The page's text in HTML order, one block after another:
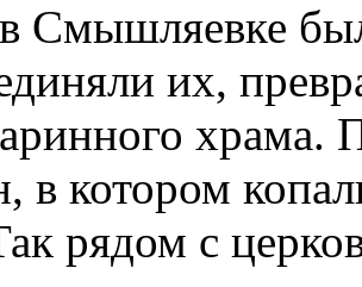
Смышляевке
их,
храма.
в котором
рядом с